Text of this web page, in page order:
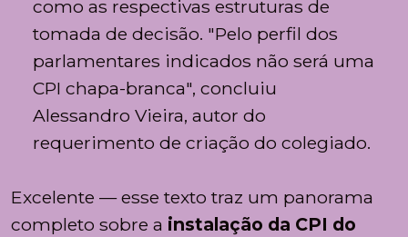
como as respectivas estruturas de
tomada de decisão. "Pelo perfil dos
parlamentares indicados não será uma
CPI chapa-branca", concluiu
Alessandro Vieira, autor do
requerimento de criação do colegiado.
O
ChatGPT
disse:
Excelente — esse texto traz um panorama
completo sobre a instalação da CPI do